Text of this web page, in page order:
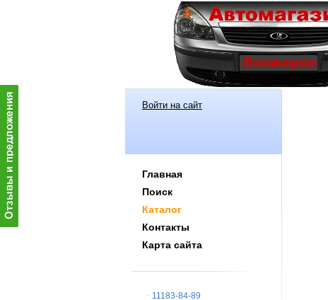
Войти на сайт
Главная
Поиск
Каталог
Контакты
Карта сайта
11183-84-89